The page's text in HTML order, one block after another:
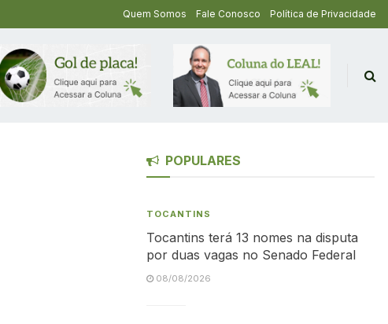
Quem Somos Fale Conosco Política de Privacidade
POPULARES
TOCANTINS
Tocantins terá 13 nomes na disputa
por duas vagas no Senado Federal
08/08/2026